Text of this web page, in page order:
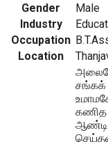
Gender
Male
Industry
Occupation
Location
சங்கக்
கணித